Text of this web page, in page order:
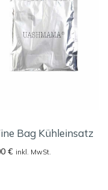
Bag Kühleinsatz
€ inkl. MwSt.